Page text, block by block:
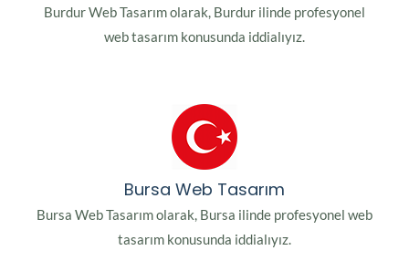
Burdur Web Tasarım olarak, Burdur ilinde profesyonel
web tasarım konusunda iddialıyız.
Bursa Web Tasarım
Bursa Web Tasarım olarak, Bursa ilinde profesyonel web
tasarım konusunda iddialıyız.